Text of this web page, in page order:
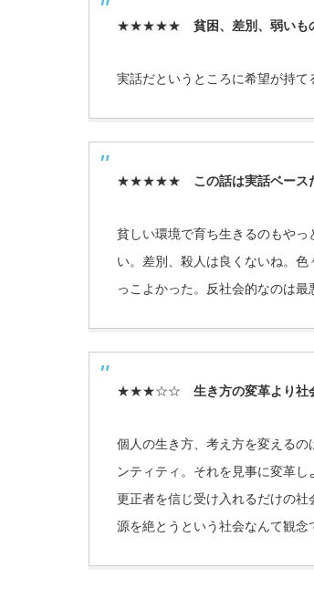
★★★★★ 貧困、差別、弱いも
実話だというところに希望が持
★★★★★ この話は実話ベース
貧しい環境で育ち生きるのもや
い。差別、殺人は良くないね。
っこよかった。反社会的なのは最
★★★☆☆ 生き方の変革より社
個人の生き方、考え方を変える
ンティティ。それを見事に変革
更正者を信じ受け入れるだけの
源を絶とうという社会なんて観念